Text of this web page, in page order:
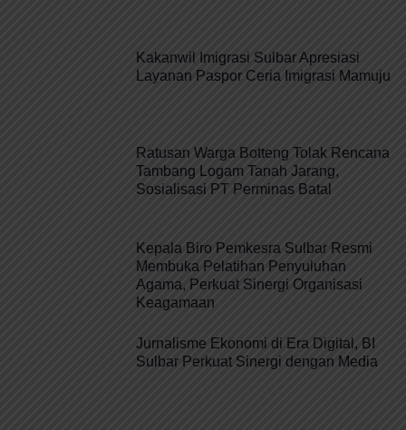
Kakanwil Imigrasi Sulbar Apresiasi
Layanan Paspor Ceria Imigrasi Mamuju
Ratusan Warga Botteng Tolak Rencana
Tambang Logam Tanah Jarang,
Sosialisasi PT Perminas Batal
Kepala Biro Pemkesra Sulbar Resmi
Membuka Pelatihan Penyuluhan
Agama, Perkuat Sinergi Organisasi
Keagamaan
Jurnalisme Ekonomi di Era Digital, BI
Sulbar Perkuat Sinergi dengan Media